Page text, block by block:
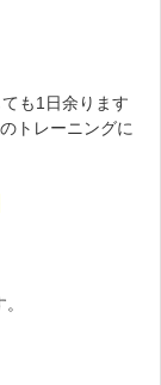
も1日余ります
トレーニングに